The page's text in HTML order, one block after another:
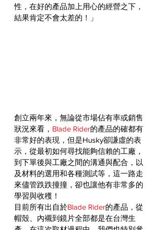
性，在好的產品加上用心的經營之下，
結果肯定不會太差的！」
創立兩年來，無論從市場佔有率或銷售
狀況來看， Blade Rider的產品的確都有
非常好的表現，但是Husky卻謙虛的表
示，從最初如何尋找能夠信賴的工廠，
到下單後與工廠之間的溝通與配合，以
及材料的選用和各種測試等，這一路走
來儘管跌跌撞撞，卻也讓他有非常多的
學習與收穫！
目前所有出自於Blade Rider的產品，從
帽殼、內襯到鏡片全部都是在台灣生